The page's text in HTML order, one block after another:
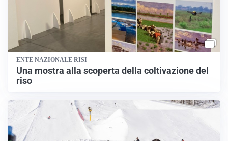
ENTE NAZIONALE RISI
Una mostra alla scoperta della coltivazione del
riso